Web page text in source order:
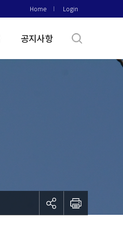
Home Login
공지사항